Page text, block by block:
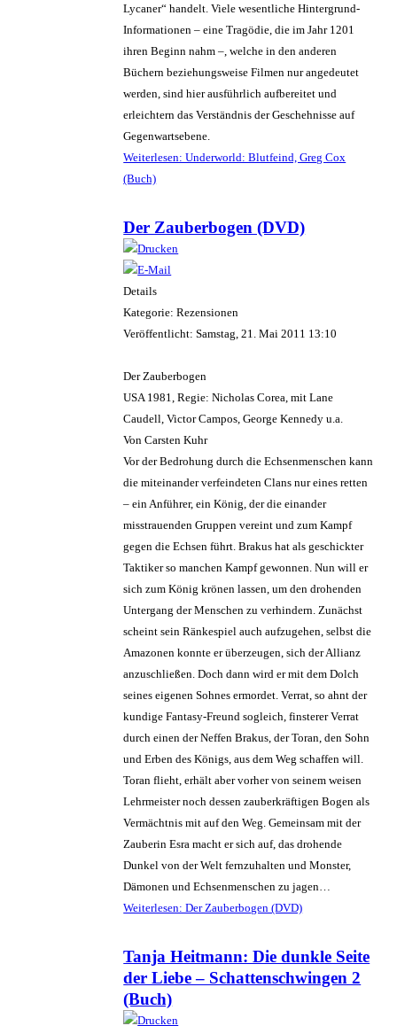
Lycaner“ handelt. Viele wesentliche Hintergrund-
Informationen – eine Tragödie, die im Jahr 1201
ihren Beginn nahm –, welche in den anderen
Büchern beziehungsweise Filmen nur angedeutet
werden, sind hier ausführlich aufbereitet und
erleichtern das Verständnis der Geschehnisse auf
Gegenwartsebene.
Weiterlesen: Underworld: Blutfeind, Greg Cox
(Buch)
Der Zauberbogen (DVD)
Details
Kategorie: Rezensionen
Veröffentlicht: Samstag, 21. Mai 2011 13:10
Der Zauberbogen
USA 1981, Regie: Nicholas Corea, mit Lane
Caudell, Victor Campos, George Kennedy u.a.
Von Carsten Kuhr
Vor der Bedrohung durch die Echsenmenschen kann
die miteinander verfeindeten Clans nur eines retten
– ein Anführer, ein König, der die einander
misstrauenden Gruppen vereint und zum Kampf
gegen die Echsen führt. Brakus hat als geschickter
Taktiker so manchen Kampf gewonnen. Nun will er
sich zum König krönen lassen, um den drohenden
Untergang der Menschen zu verhindern. Zunächst
scheint sein Ränkespiel auch aufzugehen, selbst die
Amazonen konnte er überzeugen, sich der Allianz
anzuschließen. Doch dann wird er mit dem Dolch
seines eigenen Sohnes ermordet. Verrat, so ahnt der
kundige Fantasy-Freund sogleich, finsterer Verrat
durch einen der Neffen Brakus, der Toran, den Sohn
und Erben des Königs, aus dem Weg schaffen will.
Toran flieht, erhält aber vorher von seinem weisen
Lehrmeister noch dessen zauberkräftigen Bogen als
Vermächtnis mit auf den Weg. Gemeinsam mit der
Zauberin Esra macht er sich auf, das drohende
Dunkel von der Welt fernzuhalten und Monster,
Dämonen und Echsenmenschen zu jagen…
Weiterlesen: Der Zauberbogen (DVD)
Tanja Heitmann: Die dunkle Seite
der Liebe – Schattenschwingen 2
(Buch)